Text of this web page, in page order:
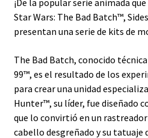
¡De la popular serie animada
Star Wars: The Bad Batch™,
presentan una serie de kits de
The Bad Batch, conocido
99™, es el resultado de los
para crear una unidad
Hunter™, su líder, fue diseñado
que lo convirtió en un
cabello desgreñado y su tatuaje